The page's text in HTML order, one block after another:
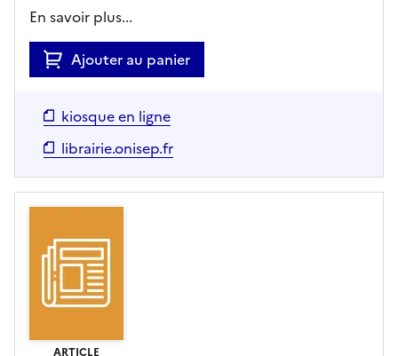
En savoir plus...
Ajouter au panier
kiosque en ligne
librairie.onisep.fr
ARTICLE